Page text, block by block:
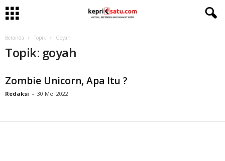
Beranda Topik Goyah
Topik: goyah
Zombie Unicorn, Apa Itu ?
Redaksi - 30 Mei 2022